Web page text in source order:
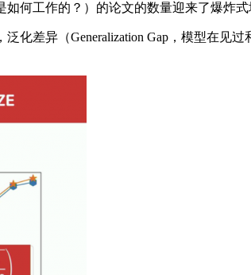
何工作的？）的论文的数量迎来了爆炸式
异（Generalization Gap，模型在见过